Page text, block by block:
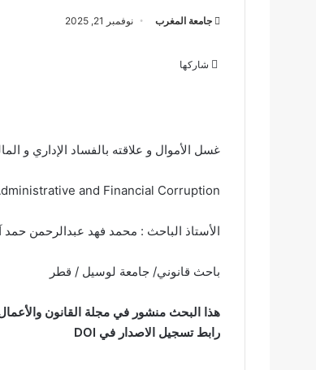
جامعة المغرب نوفمبر 21, 2025
شاركها
غسل الأموال و علاقته بالفساد الإداري و
and Financial Corruption
الأستاذ الباحث : محمد فهد عبدالرحمن حمد
باحث قانوني/ جامعة لوسيل / قطر
هذا البحث منشور في مجلة القانون والأعمال الدولية الإصدار رقم
رابط تسجيل الاصدار في DOI